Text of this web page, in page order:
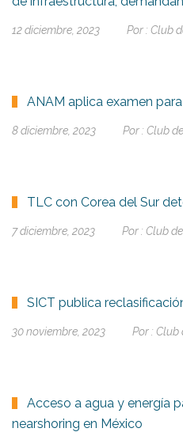
12 diciembre, 2023 Por : Club
ANAM aplica examen
8 diciembre, 2023 Por : Club
TLC con Corea del Sur
7 diciembre, 2023 Por : Club
SICT publica
30 noviembre, 2023 Por : Club
Acceso a agua y energía
nearshoring en México